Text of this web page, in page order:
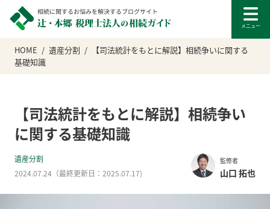
HOME 遺産分割
【司法統計をもとに解説】相続争いに関する
基礎知識
【司法統計をもとに解説】相続争い
に関する基礎知識
遺産分割
2024.07.24 （最終更新日： 2025.07.17)
監修者
山口 拓也